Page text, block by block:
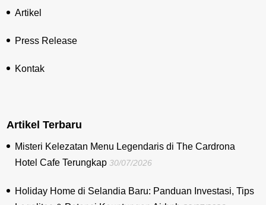
Artikel
Press Release
Kontak
Artikel Terbaru
Misteri Kelezatan Menu Legendaris di The Cardrona
Hotel Cafe Terungkap 30/07/2026
Holiday Home di Selandia Baru: Panduan Investasi, Tips